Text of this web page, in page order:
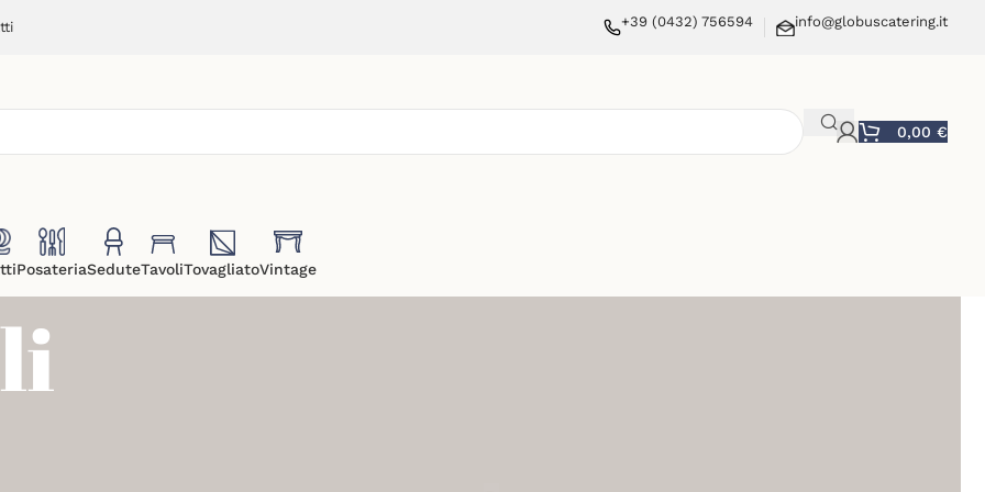
+39 (0432) 756594 info@globuscatering.it
0,00 €
PosateriaSeduteTavoliTovagliatoVintage